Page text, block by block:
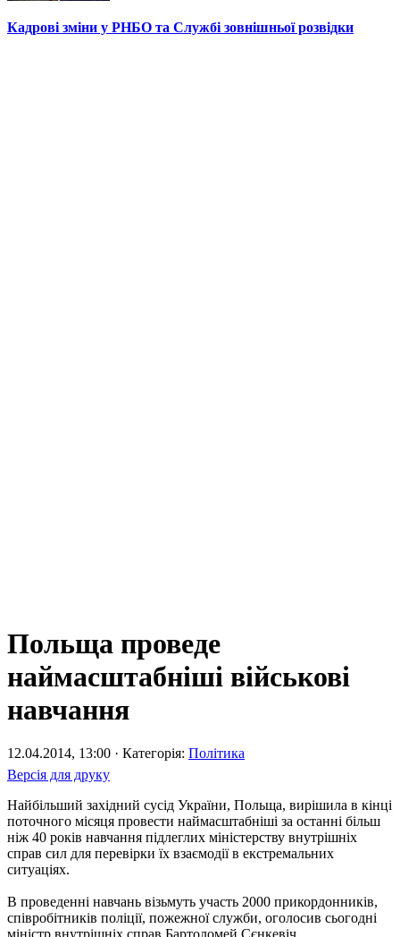
Кадрові зміни у РНБО та Службі зовнішньої розвідки
Польща проведе
наймасштабніші військові
навчання
12.04.2014, 13:00 · Категорія: Політика
Версія для друку
Найбільший західний сусід України, Польща, вирішила в кінці
поточного місяця провести наймасштабніші за останні більш
ніж 40 років навчання підлеглих міністерству внутрішніх
справ сил для перевірки їх взаємодії в екстремальних
ситуаціях.
В проведенні навчань візьмуть участь 2000 прикордонників,
співробітників поліції, пожежної служби, оголосив сьогодні
міністр внутрішніх справ Бартоломей Сєнкевіч.